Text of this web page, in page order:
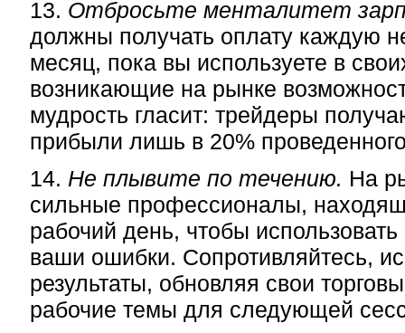
13. Отбросьте менталитет
должны получать оплату каждую
месяц, пока вы используете в
возникающие на рынке
мудрость гласит: трейдеры
прибыли лишь в 20%
14. Не плывите по течению. На
сильные профессионалы,
рабочий день, чтобы
ваши ошибки. Сопротивляйтесь,
результаты, обновляя свои
рабочие темы для следующей